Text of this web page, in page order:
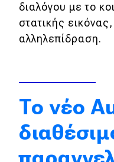
Formula 1
WRC
Eco
Νέα
διαλόγου με το
στατικής
αλληλεπίδραση.
To νέο